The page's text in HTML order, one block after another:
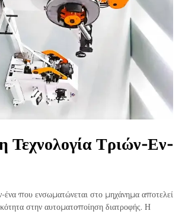
Τεχνολογία Τριών-Εν-
ένα που ενσωματώνεται στο μηχάνημα αποτελεί
στην αυτοματοποίηση διατροφής. Η